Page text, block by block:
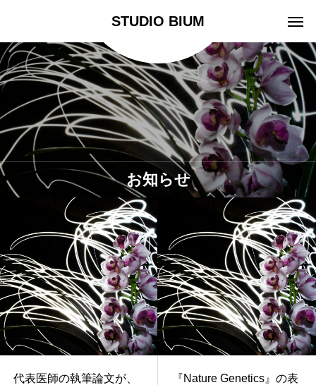
STUDIO BIUM
お知らせ
代表医師の執筆論文が、
『Nature Genetics』の表